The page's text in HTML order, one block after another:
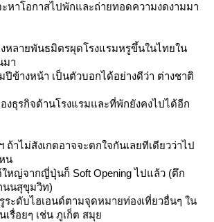
ะหาโอกาสไปพักและถ่ายทอดความงดงามมา
หลายพันธมิตรผุดโรงแรมหรูขึ้นในไทยใน
มา
ปีข้างหน้า เป็นตัวบอกได้อย่างดีว่า ต่างชาติ
งธุรกิจด้านโรงแรมและที่พักยังคงไปได้อีก
าไม่สังเกตอาจจะตกใจกันเลยทีเดียวว่าไป
น
หญ่จากญี่ปุ่นก็ Soft Opening ไปแล้ว (ตึก
นนสุขุมวิท)
ะดับไฮเอนด์ตามจุดหมายท่องเที่ยวอื่นๆ ใน
เรื่อยๆ เช่น ภูเก็ต สมุ